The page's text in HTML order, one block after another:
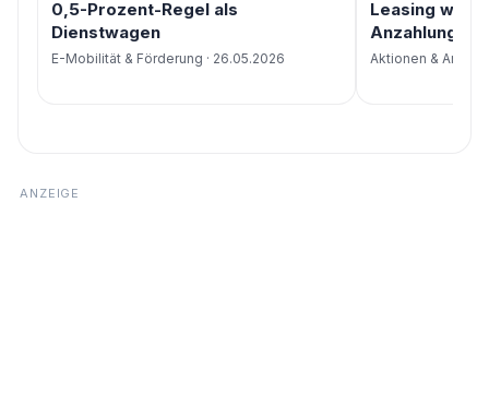
0,5-Prozent-Regel als
Dienstwagen
E-Mobilität & Förderung · 26.05.2026
Leasing
Anzahlung
Aktionen &